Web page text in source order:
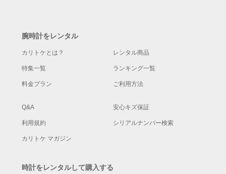
腕時計をレンタル
カリトケとは？ レンタル商品
特集一覧 ランキング一覧
料金プラン ご利用方法
Q&A 安心キズ保証
利用規約 シリアルナンバー検索
カリトケ マガジン
時計をレンタルして購入する